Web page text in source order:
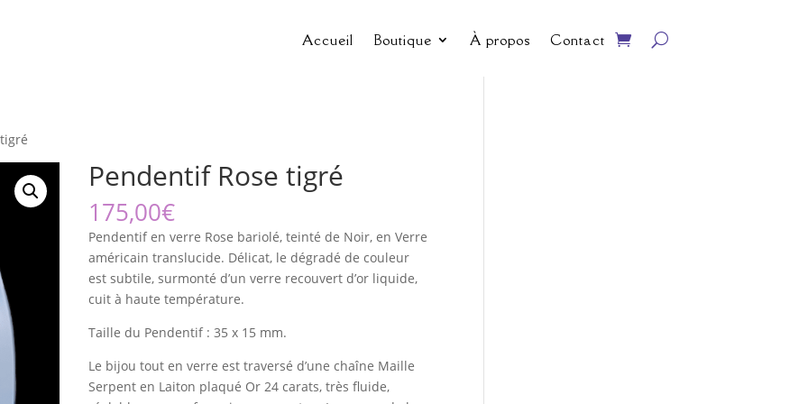
Accueil Boutique À propos Contact
Pendentif Rose tigré
175,00€
Pendentif en verre Rose bariolé, teinté de Noir, en Verre
américain translucide. Délicat, le dégradé de couleur
est subtile, surmonté d’un verre recouvert d’or liquide,
cuit à haute température.
Taille du Pendentif : 35 x 15 mm.
Le bijou tout en verre est traversé d’une chaîne Maille
Serpent en Laiton plaqué Or 24 carats, très fluide,